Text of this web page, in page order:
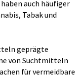
auch häufiger
Tabak und
geprägte
von Suchtmitteln
für vermeidbare